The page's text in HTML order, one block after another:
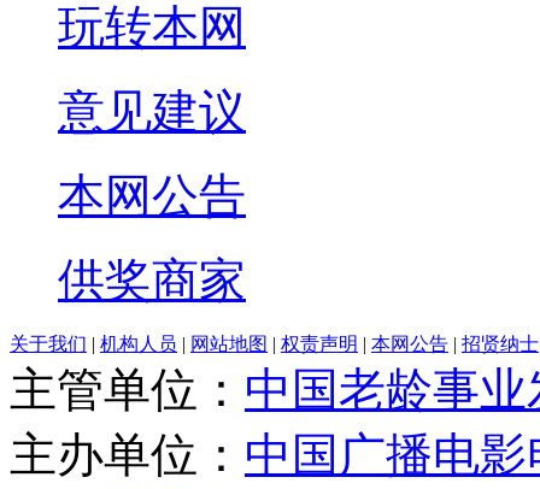
玩转本网
意见建议
本网公告
供奖商家
关于我们 | 机构人员 | 网站地图 | 权责声明 | 本网公告 | 招贤纳士
主管单位： 中国老龄事
主办单位： 中国广播电